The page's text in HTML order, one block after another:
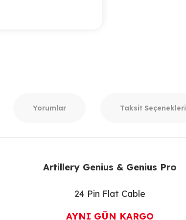
Yorumlar Taksit Seçenekleri
Artillery Genius & Genius Pro
24 Pin Flat Cable
AYNI GÜN KARGO